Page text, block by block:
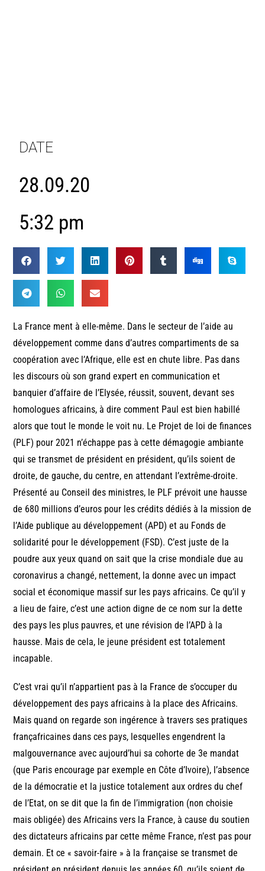
DATE
28.09.20
5:32 pm
La France ment à elle-même. Dans le secteur de l’aide au
développement comme dans d’autres compartiments de sa
coopération avec l’Afrique, elle est en chute libre. Pas dans
les discours où son grand expert en communication et
banquier d’affaire de l’Elysée, réussit, souvent, devant ses
homologues africains, à dire comment Paul est bien habillé
alors que tout le monde le voit nu. Le Projet de loi de finances
(PLF) pour 2021 n’échappe pas à cette démagogie ambiante
qui se transmet de président en président, qu’ils soient de
droite, de gauche, du centre, en attendant l’extrême-droite.
Présenté au Conseil des ministres, le PLF prévoit une hausse
de 680 millions d’euros pour les crédits dédiés à la mission de
l’Aide publique au développement (APD) et au Fonds de
solidarité pour le développement (FSD). C’est juste de la
poudre aux yeux quand on sait que la crise mondiale due au
coronavirus a changé, nettement, la donne avec un impact
social et économique massif sur les pays africains. Ce qu’il y
a lieu de faire, c’est une action digne de ce nom sur la dette
des pays les plus pauvres, et une révision de l’APD à la
hausse. Mais de cela, le jeune président est totalement
incapable.
C’est vrai qu’il n’appartient pas à la France de s’occuper du
développement des pays africains à la place des Africains.
Mais quand on regarde son ingérence à travers ses pratiques
françafricaines dans ces pays, lesquelles engendrent la
malgouvernance avec aujourd’hui sa cohorte de 3e mandat
(que Paris encourage par exemple en Côte d’Ivoire), l’absence
de la démocratie et la justice totalement aux ordres du chef
de l’Etat, on se dit que la fin de l’immigration (non choisie
mais obligée) des Africains vers la France, à cause du soutien
des dictateurs africains par cette même France, n’est pas pour
demain. Et ce « savoir-faire » à la française se transmet de